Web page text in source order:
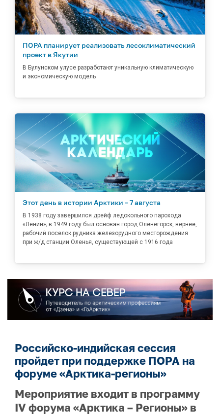
ПОРА планирует реализовать лесоклиматический
проект в Якутии
В Булунском улусе разработают уникальную климатическую
и экономическую модель
Этот день в истории Арктики – 7 августа
В 1938 году завершился дрейф ледокольного парохода
«Ленин»; в 1949 году был основан город Оленегорск, вернее,
рабочий поселок рудника железорудного месторождения
при ж/д станции Оленья, существующей с 1916 года
Российско-индийская сессия
пройдет при поддержке ПОРА на
форуме «Арктика-регионы»
Мероприятие входит в программу
IV форума «Арктика – Регионы» в